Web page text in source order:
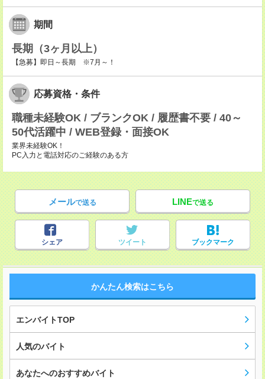
期間
長期（3ヶ月以上）
【急募】即日～長期 ※7月～！
応募資格・条件
職種未経験OK / ブランクOK / 履歴書不要 / 40～
50代活躍中 / WEB登録・面接OK
業界未経験OK！
PC入力と電話対応のご経験のある方
メールで送る LINEで送る
シェア ツイート ブックマーク
かんたん検索はこちら
エンバイトTOP
人気のバイト
あなたへのおすすめバイト